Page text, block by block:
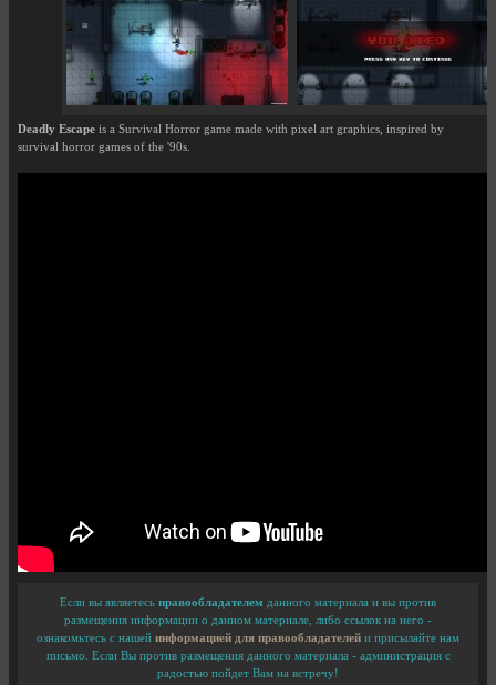
Deadly Escape is a Survival Horror game made with pixel art graphics, inspired by
survival horror games of the '90s.
Если вы являетесь правообладателем данного материала и вы против
размещения информации о данном материале, либо ссылок на него -
ознакомьтесь с нашей информацией для правообладателей и присылайте нам
письмо. Если Вы против размещения данного материала - администрация с
радостью пойдет Вам на встречу!